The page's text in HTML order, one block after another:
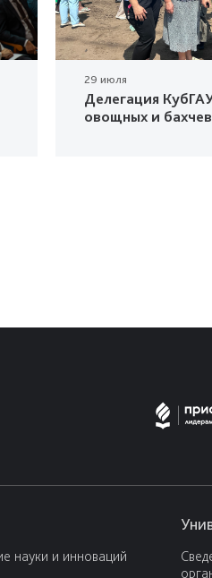
29 июля
Делегация
овощных и
науки и инноваций